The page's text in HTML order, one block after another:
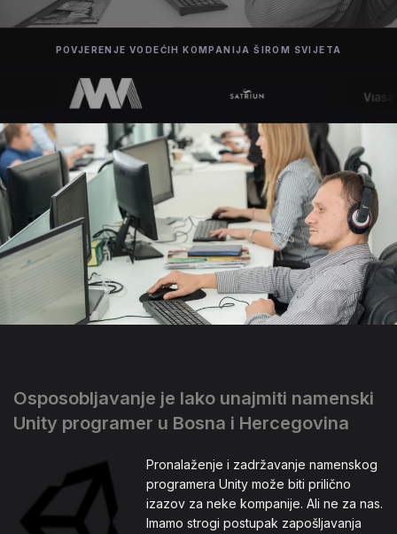
POVJERENJE VODEĆIH KOMPANIJA ŠIROM SVIJETA
Osposobljavanje je lako unajmiti namenski
Unity programer u Bosna i Hercegovina
Pronalaženje i zadržavanje namenskog
programera Unity može biti prilično
izazov za neke kompanije. Ali ne za nas.
Imamo strogi postupak zapošljavanja